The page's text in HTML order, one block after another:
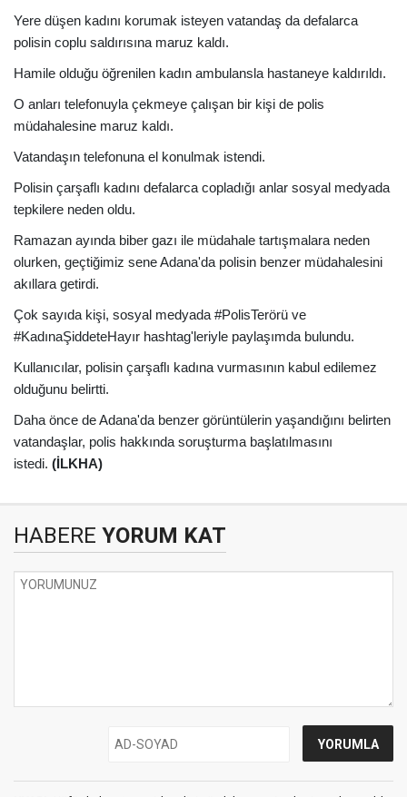
Yere düşen kadını korumak isteyen vatandaş da defalarca
polisin coplu saldırısına maruz kaldı.
Hamile olduğu öğrenilen kadın ambulansla hastaneye kaldırıldı.
O anları telefonuyla çekmeye çalışan bir kişi de polis
müdahalesine maruz kaldı.
Vatandaşın telefonuna el konulmak istendi.
Polisin çarşaflı kadını defalarca copladığı anlar sosyal medyada
tepkilere neden oldu.
Ramazan ayında biber gazı ile müdahale tartışmalara neden
olurken, geçtiğimiz sene Adana'da polisin benzer müdahalesini
akıllara getirdi.
Çok sayıda kişi, sosyal medyada #PolisTerörü ve
#KadınaŞiddeteHayır hashtag'leriyle paylaşımda bulundu.
Kullanıcılar, polisin çarşaflı kadına vurmasının kabul edilemez
olduğunu belirtti.
Daha önce de Adana'da benzer görüntülerin yaşandığını belirten
vatandaşlar, polis hakkında soruşturma başlatılmasını
istedi. (İLKHA)
HABERE YORUM KAT